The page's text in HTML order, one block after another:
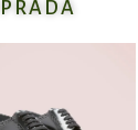
PRADA